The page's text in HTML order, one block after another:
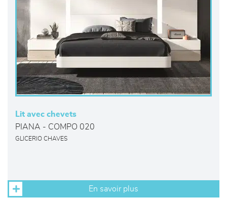
Lit avec chevets
PIANA - COMPO 020
GLICERIO CHAVES
En savoir plus